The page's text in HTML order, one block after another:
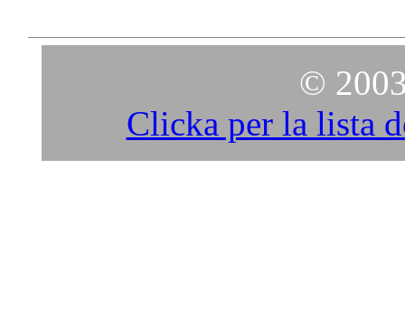
©
Clicka per la lista